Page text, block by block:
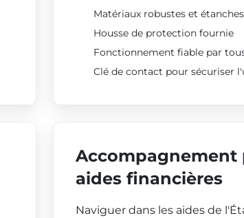
Matériaux robustes et étanches
Housse de protection fournie
Fonctionnement fiable par
Clé de contact pour sécuriser
Accompagnement
aides financières
Naviguer dans les aides de